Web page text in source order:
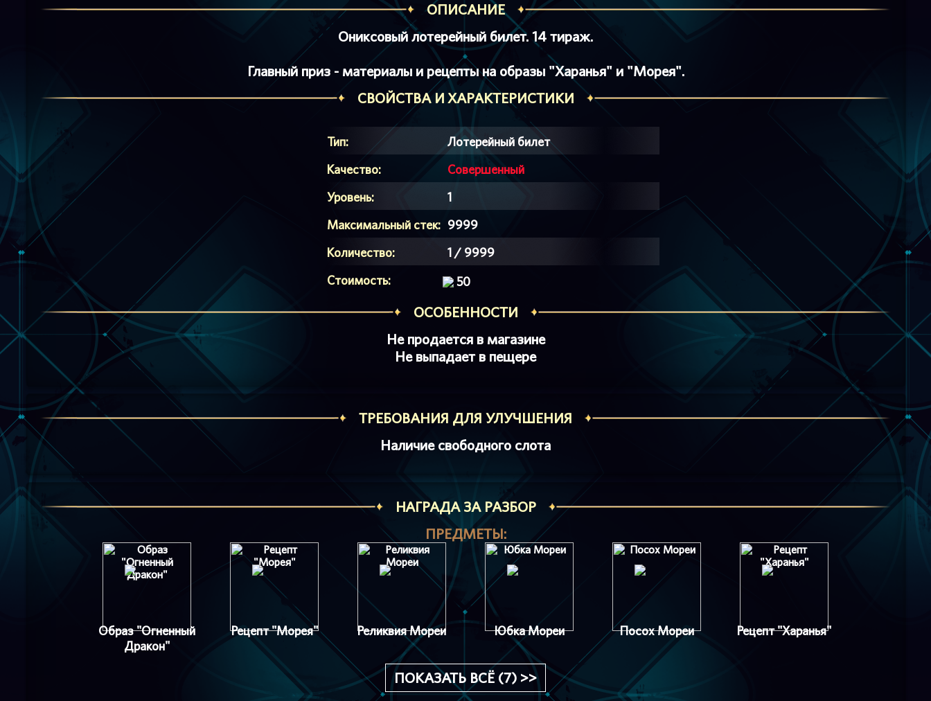
ОПИСАНИЕ
Ониксовый лотерейный билет. 14 тираж.
Главный приз - материалы и рецепты на образы "Харанья" и "Морея".
СВОЙСТВА И ХАРАКТЕРИСТИКИ
Тип:
Лотерейный билет
Качество:
Совершенный
Уровень:
1
Максимальный стек: 9999
Количество:
1 / 9999
Стоимость:
50
ОСОБЕННОСТИ
Не продается в магазине
Не выпадает в пещере
ТРЕБОВАНИЯ ДЛЯ УЛУЧШЕНИЯ
Наличие свободного слота
НАГРАДА ЗА РАЗБОР
ПРЕДМЕТЫ:
Образ "Огненный
Дракон"
Рецепт "Морея" Реликвия Мореи Юбка Мореи Посох Мореи Рецепт "Харанья"
ПОКАЗАТЬ ВСЁ (7) >>